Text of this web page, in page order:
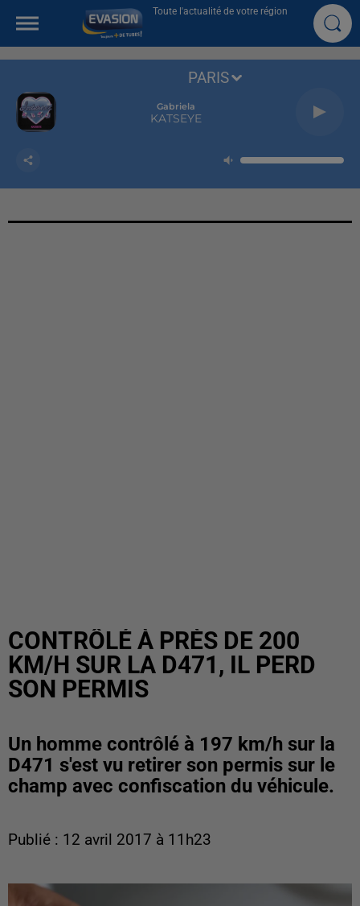
Toute l'actualité de votre région
Gabriela
KATSEYE
PARIS
CONTRÔLÉ À PRÈS DE 200
KM/H SUR LA D471, IL PERD
SON PERMIS
Un homme contrôlé à 197 km/h sur la
D471 s'est vu retirer son permis sur le
champ avec confiscation du véhicule.
Publié : 12 avril 2017 à 11h23